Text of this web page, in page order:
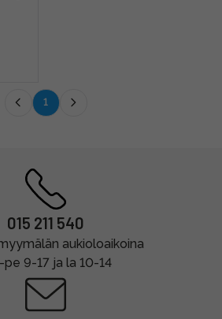
1
015 211 540
aukioloaikoina
9-17 ja la 10-14